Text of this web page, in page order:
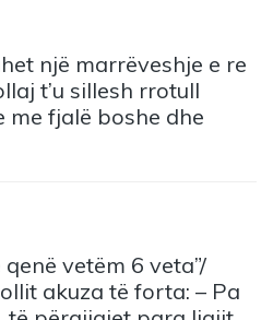
një marrëveshje e re
t’u sillesh rrotull
me fjalë boshe dhe
vetëm 6 veta”/
akuza të forta: – Pa